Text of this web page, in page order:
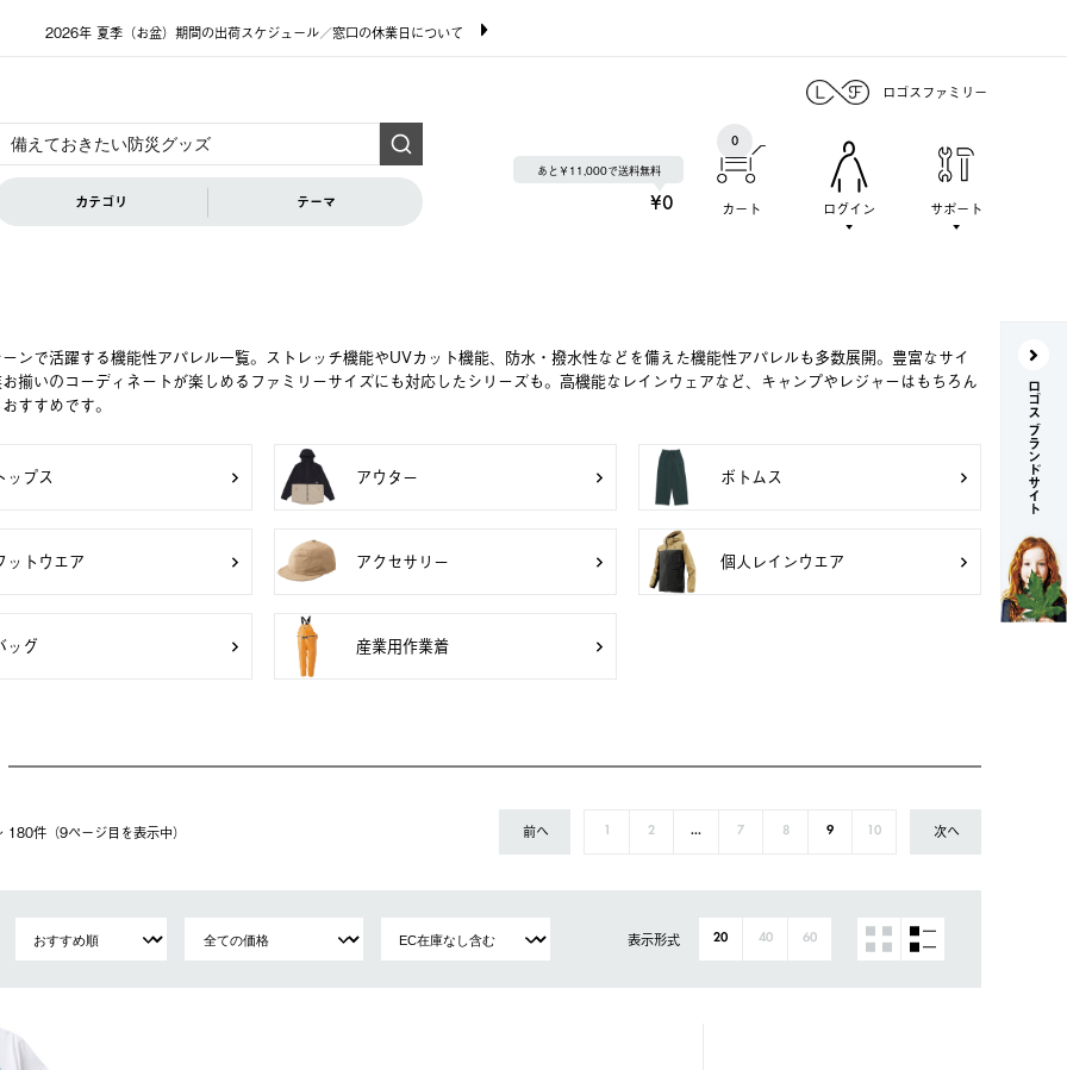
2026年 夏季（お盆）期間の出荷スケジュール／窓口の休業日について
ロゴスファミリー
カテゴリ テーマ
あと￥11,000で送料無料
¥0 カート
0
ログイン サポート
ンで活躍する機能性アパレル一覧。ストレッチ機能やUVカット機能、防水・撥水性などを備えた機能性アパレルも多数展開。豊富なサイ
揃いのコーディネートが楽しめるファミリーサイズにも対応したシリーズも。高機能なレインウェアなど、キャンプやレジャーはもちろん
すすめです。
ップス アウター ボトムス
ットウエア アクセサリー 個人レインウエア
ッグ 産業用作業着
件（9ページ⽬を表⽰中） 前へ 1 2 ... 7 8 9 10 次へ
表示形式 20 40 60
ロゴス ブランドサイト